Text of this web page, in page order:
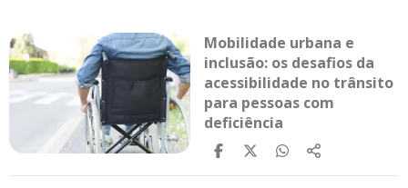
Mobilidade urbana e
inclusão: os desafios da
acessibilidade no trânsito
para pessoas com
deficiência